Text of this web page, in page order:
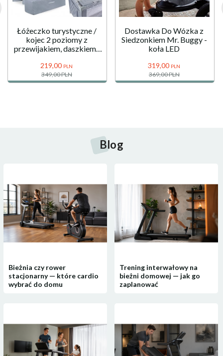
Łóżeczko turystyczne /
kojec 2 poziomy z
przewijakiem, daszkiem i
Traveller BASIC PLUS -
szare
219,00 PLN
349,00 PLN
Dostawka Do Wózka z
Siedzonkiem Mr. Buggy -
koła LED
319,00 PLN
369,00 PLN
Blog
Bieżnia czy rower
stacjonarny — które cardio
wybrać do domu
Trening interwałowy na
bieżni domowej — jak go
zaplanować